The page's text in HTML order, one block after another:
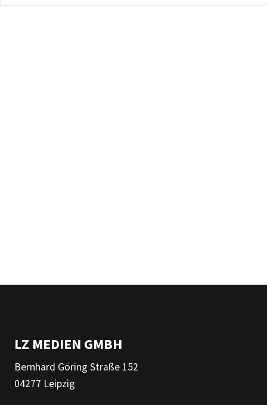
LZ MEDIEN GMBH
Bernhard Göring Straße 152
04277 Leipzig